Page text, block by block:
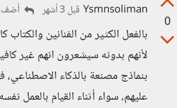
0
Ysmnsoliman قبل 3 أشهر أضف
بالفعل الكثير من الفنانين والكتاب
لأنهم بدونه سيشعرون انهم غير
بنماذج مصنعة بالذكاء
عليهم، سواء أثناء القيام بالعمل